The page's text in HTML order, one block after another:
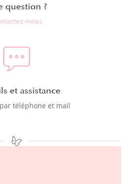
question ?
nous
et assistance
téléphone et mail